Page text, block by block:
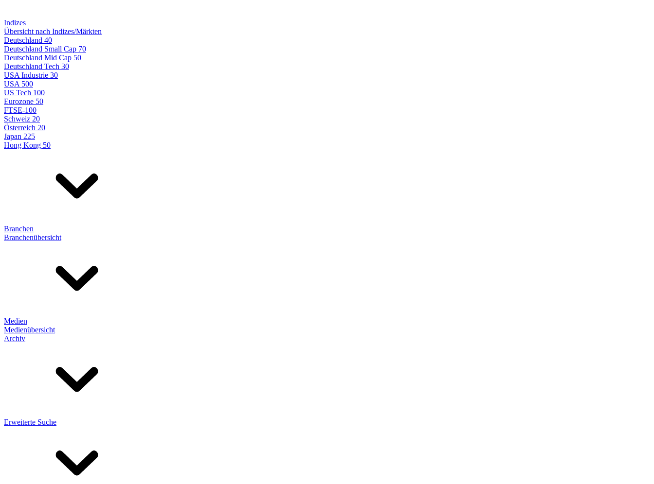
Indizes
Übersicht nach Indizes/Märkten
Deutschland 40
Deutschland Small Cap 70
Deutschland Mid Cap 50
Deutschland Tech 30
USA Industrie 30
USA 500
US Tech 100
Eurozone 50
FTSE-100
Schweiz 20
Österreich 20
Japan 225
Hong Kong 50
Branchen
Branchenübersicht
Medien
Medienübersicht
Archiv
Erweiterte Suche